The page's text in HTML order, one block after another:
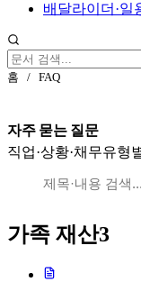
배달라이더·일
홈 / FAQ
자주 묻는 질문
직업·상황·채무유형
가족 재산3